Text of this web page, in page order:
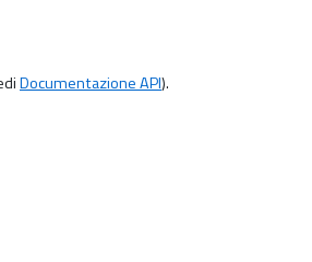
Documentazione API).